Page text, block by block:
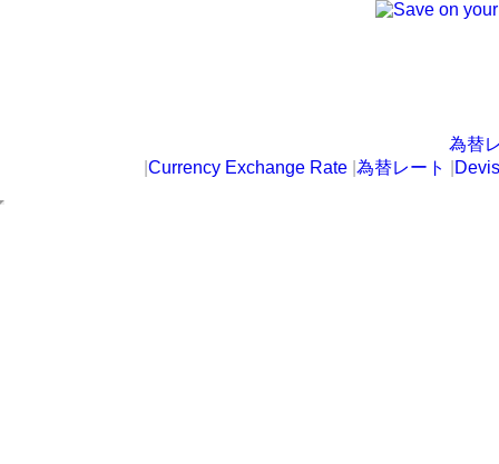
為替
Currency Exchange Rate 為替レート